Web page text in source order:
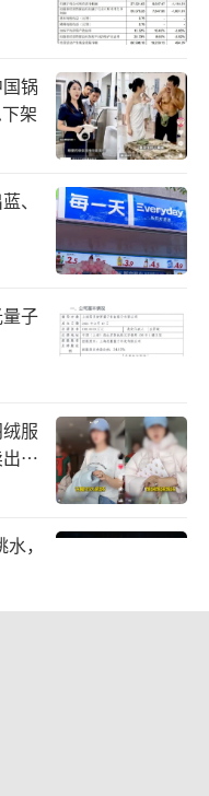
也已对汇源品牌
以上，降至2025
在可口可乐、农夫
2026年1月8日，
，店内只上架了
无一物。而在京
为“汇源100%果
年11月，运营公
限公司。
辑与金融资本逻
守“生产-渠道-品
作为资产管理公
锅
架
、
子
服
超
，